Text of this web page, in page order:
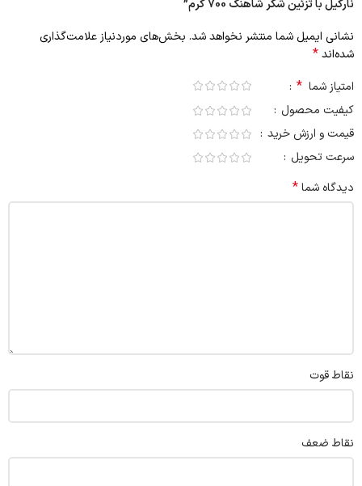
نارگیل با تزئین شکر شاهنگ 700 گرم”
نشانی ایمیل شما منتشر نخواهد شد. بخش‌های موردنیاز علامت‌گذاری
شده‌اند*
امتیاز شما *
کیفیت محصول
قیمت و ارزش خرید
سرعت تحویل
دیدگاه شما*
نقاط قوت
نقاط ضعف